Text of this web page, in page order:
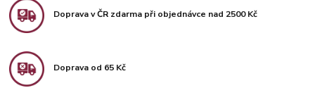
Doprava v ČR zdarma při objednávce nad 2500 Kč
Doprava od 65 Kč